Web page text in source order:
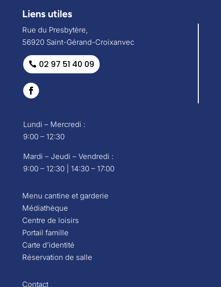
Liens utiles
Rue du Presbytère,
56920 Saint-Gérand-Croixanvec
02 97 51 40 09
Lundi – Mercredi :
9:00 – 12:30
Mardi – Jeudi – Vendredi :
9:00 – 12:30 | 14:30 – 17:00
Menu cantine et garderie
Médiathèque
Centre de loisirs
Portail famille
Carte d’identité
Réservation de salle
Contact